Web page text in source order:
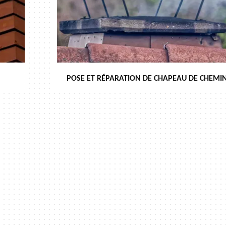
POSE ET RÉPARATION DE CHAPEAU DE